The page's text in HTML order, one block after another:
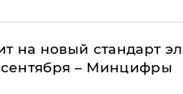
на новый стандарт
сентября – Минцифры